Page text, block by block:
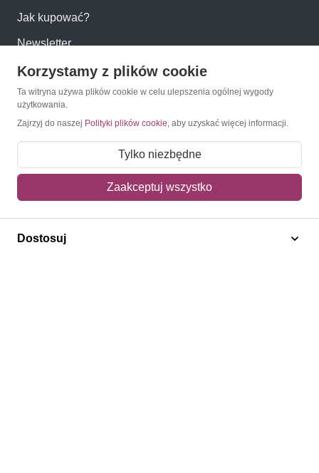
Jak kupować?
Newsletter
Konto
Moje konto
Mój koszyk
Adres dostawy
Polecamy
Korzystamy z plików cookie
Ta witryna używa plików cookie w celu ulepszenia ogólnej wygody
użytkowania.
Zajrzyj do naszej Polityki plików cookie, aby uzyskać więcej informacji.
Tylko niezbędne
Zaakceptuj wszystko
Dostosuj